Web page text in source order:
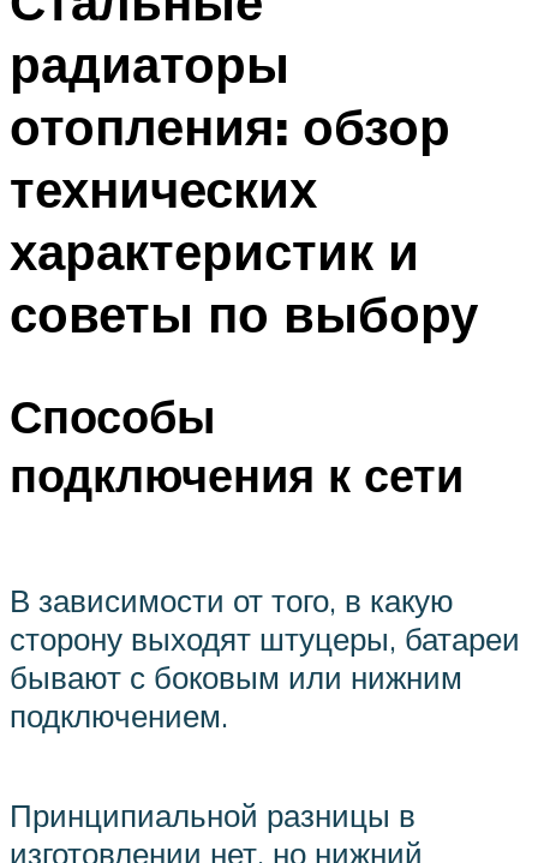
радиаторы
отопления: обзор
технических
характеристик и
советы по выбору
Способы
подключения к сети
В зависимости от того, в какую
сторону выходят штуцеры, батареи
бывают с боковым или нижним
подключением.
Принципиальной разницы в
изготовлении нет, но нижний